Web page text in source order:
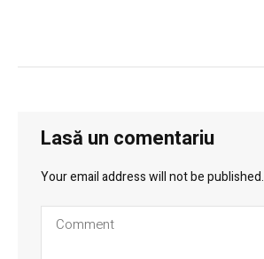
Lasă un comentariu
Your email address will not be published.